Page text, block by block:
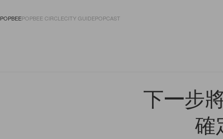
POPBEEPOPBEE CIRCLECITY GUIDEPOPCAST
下一步
確